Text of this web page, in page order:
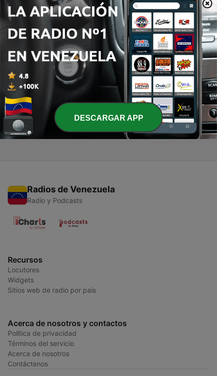
4 Channel Q Ep 4. Den nya digitala kommunikationen
16 ene. 2014
3 - Channel Q Ep 3. Digitalt lärande & IT i skolan
Channel Q Ep 2. Vad är egentligen Internet of
Everything?
11 oct. 2013
1 - Channel Q Ep 1. Entreprenörskap & E-handel med
Jarno Vanhatapio
16 sep. 2013
Radios de Venezuela
Radio y Podcasts
Recursos
Locutores
Widgets
Sitios web de radio por país
Acerca de nosotros y contactos
Política de privacidad
Términos del servicio
Acerca de nosotros
Contáctenos
DESCARGAR APP